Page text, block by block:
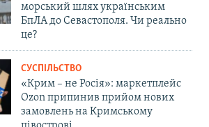
морський шлях українським
БпЛА до Севастополя. Чи реально
це?
СУСПІЛЬСТВО
«Крим – не Росія»: маркетплейс
Ozon припинив прийом нових
замовлень на Кримському